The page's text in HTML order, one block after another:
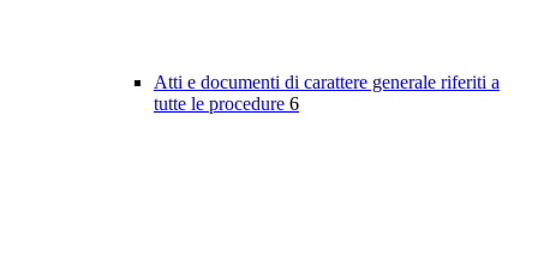
Atti e documenti di carattere generale riferiti a
tutte le procedure 6